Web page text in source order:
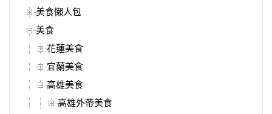
美食懶人包
美食
花蓮美食
宜蘭美食
高雄美食
高雄外帶美食